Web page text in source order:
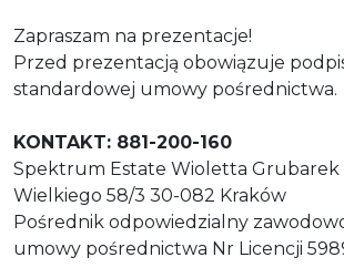
Zapraszam na prezentacje!
Przed prezentacją obowiązuje
standardowej umowy pośrednictwa.
KONTAKT: 881-200-160
Spektrum Estate Wioletta Grubarek
Wielkiego 58/3 30-082 Kraków
Pośrednik odpowiedzialny
umowy pośrednictwa Nr Licencji